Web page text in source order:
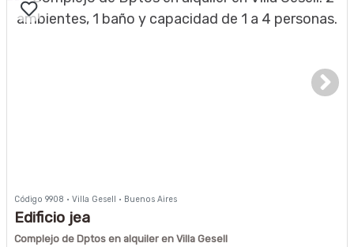
Código 9908 · Villa Gesell · Buenos Aires
Edificio jea
Complejo de Dptos en alquiler en Villa Gesell